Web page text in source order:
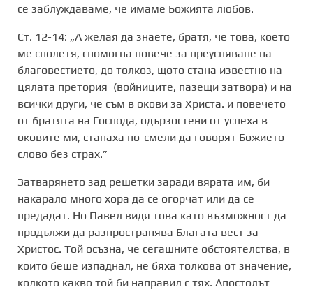
се заблуждаваме, че имаме Божията любов.
Ст. 12-14: „А желая да знаете, братя, че това, което
ме сполетя, спомогна повече за преуспяване на
благовестието, до толкоз, щото стана известно на
цялата претория (войниците, пазещи затвора) и на
всички други, че съм в окови за Христа. и повечето
от братята на Господа, одързостени от успеха в
оковите ми, станаха по-смели да говорят Божието
слово без страх.”
Затварянето зад решетки заради вярата им, би
накарало много хора да се огорчат или да се
предадат. Но Павел видя това като възможност да
продължи да разпространява Благата вест за
Христос. Той осъзна, че сегашните обстоятелства, в
които беше изпаднал, не бяха толкова от значение,
колкото какво той би направил с тях. Апостолът